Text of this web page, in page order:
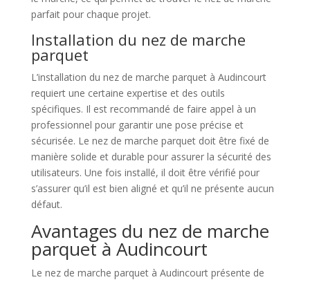
parfait pour chaque projet.
Installation du nez de marche
parquet
L’installation du nez de marche parquet à Audincourt
requiert une certaine expertise et des outils
spécifiques. Il est recommandé de faire appel à un
professionnel pour garantir une pose précise et
sécurisée. Le nez de marche parquet doit être fixé de
manière solide et durable pour assurer la sécurité des
utilisateurs. Une fois installé, il doit être vérifié pour
s’assurer qu’il est bien aligné et qu’il ne présente aucun
défaut.
Avantages du nez de marche
parquet à Audincourt
Le nez de marche parquet à Audincourt présente de